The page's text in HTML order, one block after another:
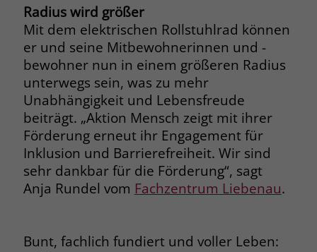
Radius wird größer
Mit dem elektrischen Rollstuhlrad können
er und seine Mitbewohnerinnen und -
bewohner nun in einem größeren Radius
unterwegs sein, was zu mehr
Unabhängigkeit und Lebensfreude
beiträgt. „Aktion Mensch zeigt mit ihrer
Förderung erneut ihr Engagement für
Inklusion und Barrierefreiheit. Wir sind
sehr dankbar für die Förderung“, sagt
Anja Rundel vom Fachzentrum Liebenau.
Bunt, fachlich fundiert und voller Leben:
Name _gcl_dc
Anbieter Google Ads
Laufzeit 90 Tage
Zweck
Dieses Cookie wird gesetzt, wenn ein
User über einen Klick auf eine Google
Werbeanzeige auf die Website gelangt.
Es enthält Informationen darüber,
welche Werbeanzeige geklickt wurde,
sodass erzielte Erfolge wie z.B.
Bestellungen oder Kontaktanfragen der